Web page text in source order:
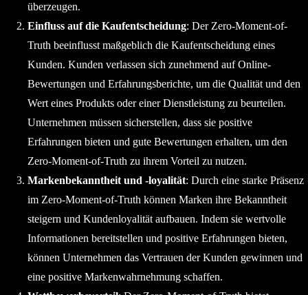
überzeugen.
Einfluss auf die Kaufentscheidung: Der Zero-Moment-of-
Truth beeinflusst maßgeblich die Kaufentscheidung eines
Kunden. Kunden verlassen sich zunehmend auf Online-
Bewertungen und Erfahrungsberichte, um die Qualität und den
Wert eines Produkts oder einer Dienstleistung zu beurteilen.
Unternehmen müssen sicherstellen, dass sie positive
Erfahrungen bieten und gute Bewertungen erhalten, um den
Zero-Moment-of-Truth zu ihrem Vorteil zu nutzen.
Markenbekanntheit und -loyalität: Durch eine starke Präsenz
im Zero-Moment-of-Truth können Marken ihre Bekanntheit
steigern und Kundenloyalität aufbauen. Indem sie wertvolle
Informationen bereitstellen und positive Erfahrungen bieten,
können Unternehmen das Vertrauen der Kunden gewinnen und
eine positive Markenwahrnehmung schaffen.